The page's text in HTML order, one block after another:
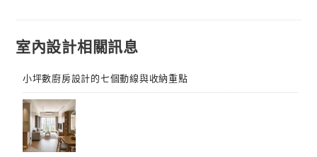
覽
室內設計相關訊息
小坪數廚房設計的七個動線與收納重點